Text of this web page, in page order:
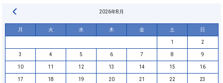
2026年8月
月 火 水 木 金 土 日
1 2
3 4 5 6 7 8 9
10 11 12 13 14 15 16
17 18 19 20 21 22 23